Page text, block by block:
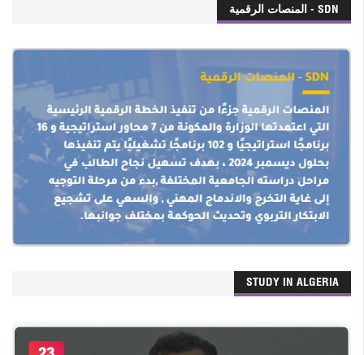
SDN - المنصات الرقمية
STUDY IN ALGERIA